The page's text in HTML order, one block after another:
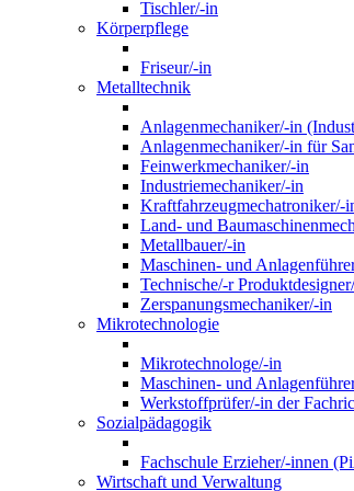
Tischler/-in
Körperpflege
Friseur/-in
Metalltechnik
Anlagenmechaniker/-in
Anlagenmechaniker/-in für
Feinwerkmechaniker/-in
Industriemechaniker/-in
Kraftfahrzeugmechatroniker/-
Land- und
Metallbauer/-in
Maschinen- und
Technische/-r
Zerspanungsmechaniker/-in
Mikrotechnologie
Mikrotechnologe/-in
Maschinen- und
Werkstoffprüfer/-in der
Sozialpädagogik
Fachschule Erzieher/-innen
Wirtschaft und Verwaltung